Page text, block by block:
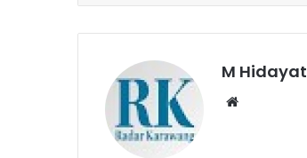
M Hidayat